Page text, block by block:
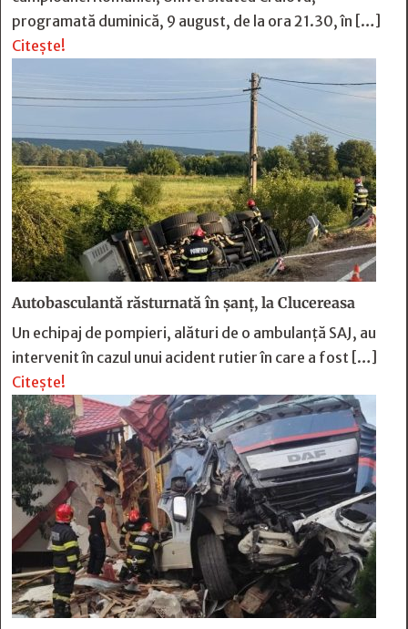
programată duminică, 9 august, de la ora 21.30, în […]
Citește!
Autobasculantă răsturnată în șanț, la Clucereasa
Un echipaj de pompieri, alături de o ambulanță SAJ, au
intervenit în cazul unui acident rutier în care a fost […]
Citește!